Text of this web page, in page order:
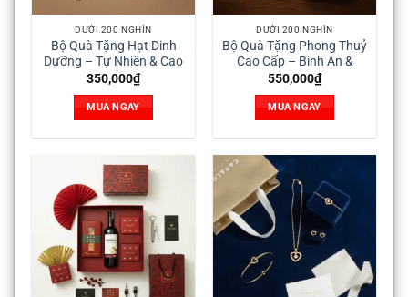
DƯỚI 200 NGHÌN
Bộ Quà Tặng Hạt Dinh
Dưỡng – Tự Nhiên & Cao
Cấp
350,000₫
MUA NGAY
DƯỚI 200 NGHÌN
Bộ Quà Tặng Phong Thuỷ
Cao Cấp – Bình An &
Thịnh Vượng
550,000₫
MUA NGAY